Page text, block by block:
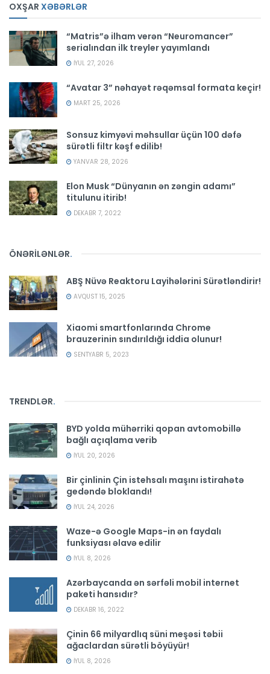
OXŞAR XƏBƏRLƏR
“Matris”ə ilham verən “Neuromancer”
serialından ilk treyler yayımlandı
İYUL 27, 2026
“Avatar 3” nəhayət rəqəmsal formata keçir!
MART 25, 2026
Sonsuz kimyəvi məhsullar üçün 100 dəfə
sürətli filtr kəşf edilib!
YANVAR 28, 2026
Elon Musk “Dünyanın ən zəngin adamı”
titulunu itirib!
DEKABR 7, 2022
ÖNƏRİLƏNLƏR.
ABŞ Nüvə Reaktoru Layihələrini Sürətləndirir!
AVQUST 15, 2025
Xiaomi smartfonlarında Chrome
brauzerinin sındırıldığı iddia olunur!
SENTYABR 5, 2023
TRENDLƏR.
BYD yolda mühərriki qopan avtomobillə
bağlı açıqlama verib
İYUL 20, 2026
Bir çinlinin Çin istehsalı maşını istirahətə
gedəndə bloklandı!
İYUL 24, 2026
Waze-ə Google Maps-in ən faydalı
funksiyası əlavə edilir
İYUL 8, 2026
Azərbaycanda ən sərfəli mobil internet
paketi hansıdır?
DEKABR 16, 2022
Çinin 66 milyardlıq süni meşəsi təbii
ağaclardan sürətli böyüyür!
İYUL 8, 2026